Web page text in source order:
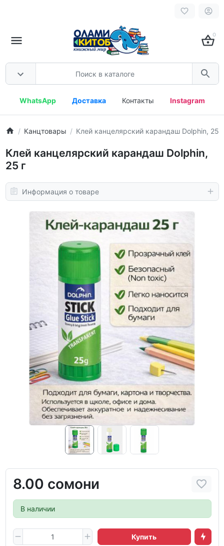
0
WhatsApp Доставка Контакты Instagram
Канцтовары Клей канцелярский карандаш Dolphin, 25 г
Клей канцелярский карандаш Dolphin,
25 г
Информация о товаре
8.00 сомони
В наличии
Купить